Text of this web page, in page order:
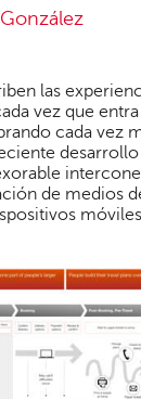
las
vez que
cada vez
desarrollo
de medios